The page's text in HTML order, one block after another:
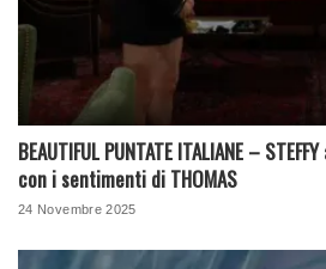
BEAUTIFUL PUNTATE ITALIANE –
con i sentimenti di THOMAS
24 Novembre 2025